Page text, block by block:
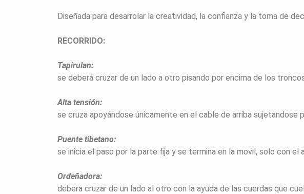
Diseñada para desarrolar la creatividad, la confianza y la toma de
RECORRIDO:
Tapirulan:
se deberá cruzar de un lado a otro pisando por encima de los
Alta tensión:
se cruza apoyándose únicamente en el cable de arriba sujetandose
Puente tibetano:
se inicia el paso por la parte fija y se termina en la movil, solo con el
Ordeñadora:
debera cruzar de un lado al otro con la ayuda de las cuerdas que